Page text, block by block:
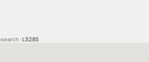
>LS28S